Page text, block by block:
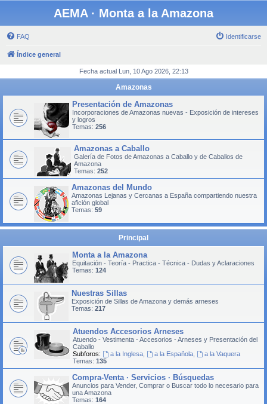
AEMA · Monta a la Amazona
FAQ Identificarse
Índice general
Fecha actual Lun, 10 Ago 2026, 22:13
Amazonas
Presentación de Amazonas
Incorporaciones de Amazonas nuevas - Exposición de intereses
y logros
Temas: 256
Amazonas a Caballo
Galería de Fotos de Amazonas a Caballo y de Caballos de
Amazona
Temas: 252
Amazonas del Mundo
Amazonas Lejanas y Cercanas a España compartiendo nuestra
afición global
Temas: 59
Principal
Monta a la Amazona
Equitación - Teoría - Practica - Técnica - Dudas y Aclaraciones
Temas: 124
Nuestras Sillas
Exposición de Sillas de Amazona y demás arneses
Temas: 217
Atuendos Accesorios Arneses
Atuendo - Vestimenta - Accesorios - Arneses y Presentación del
Caballo
Subforos:
a la Inglesa, a la Española,
a la Vaquera
Temas: 135
Compra-Venta · Servicios · Búsquedas
Anuncios para Vender, Comprar o Buscar todo lo necesario para
una Amazona
Temas: 164